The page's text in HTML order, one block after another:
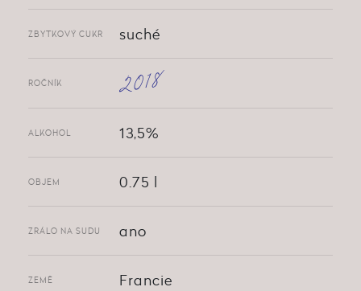
ZBYTKOVÝ CUKR suché
ROČNÍK 2018
ALKOHOL 13,5%
OBJEM 0.75 l
ZRÁLO NA SUDU ano
ZEMĚ Francie